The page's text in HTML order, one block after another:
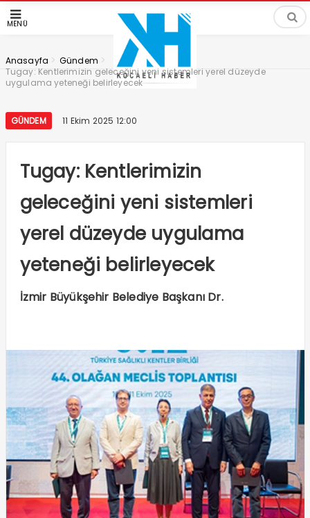
MENÜ
Anasayfa > Gündem >
Tugay: Kentlerimizin geleceğini yeni sistemleri yerel düzeyde
uygulama yeteneği belirleyecek
GÜNDEM 11 Ekim 2025 12:00
Tugay: Kentlerimizin
geleceğini yeni sistemleri
yerel düzeyde uygulama
yeteneği belirleyecek
İzmir Büyükşehir Belediye Başkanı Dr.